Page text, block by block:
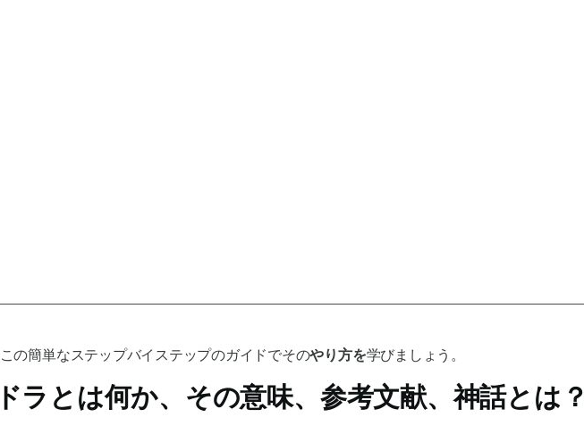
の簡単なステップバイステップのガイドでそのやり方を学びましょう。
ラ とは何か、その意味、参考文献、神話とは？